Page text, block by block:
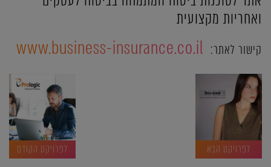
ואחריות מקצועית
קישור לאתר: www.business-insurance.co.il
לפרויקט הבא לפרויקט הקודם